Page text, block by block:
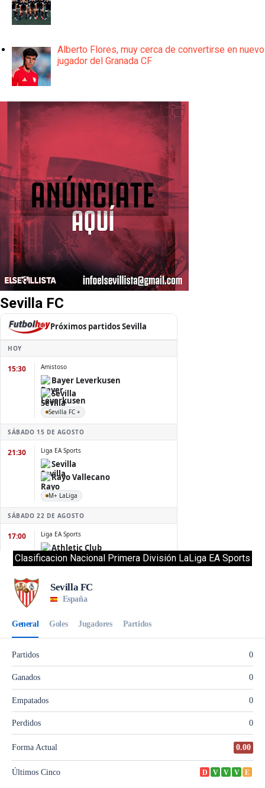
Alberto Flores, muy cerca de convertirse en nuevo
jugador del Granada CF
Sevilla FC
Clasificacion Nacional Primera División LaLiga EA Sports